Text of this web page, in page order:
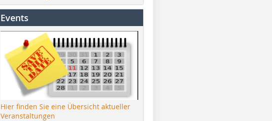
Events
Hier finden Sie eine Übersicht aktueller
Veranstaltungen